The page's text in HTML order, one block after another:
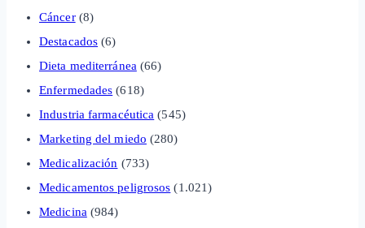
Cáncer(8)
Destacados (6)
Dieta mediterránea (66)
Enfermedades (618)
Industria farmacéutica (545)
Marketing del miedo (280)
Medicalización (733)
Medicamentos peligrosos (1.021)
Medicina (984)